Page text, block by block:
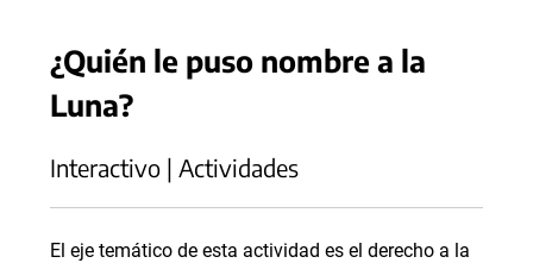
¿Quién le puso nombre a la
Luna?
Interactivo | Actividades
El eje temático de esta actividad es el derecho a la